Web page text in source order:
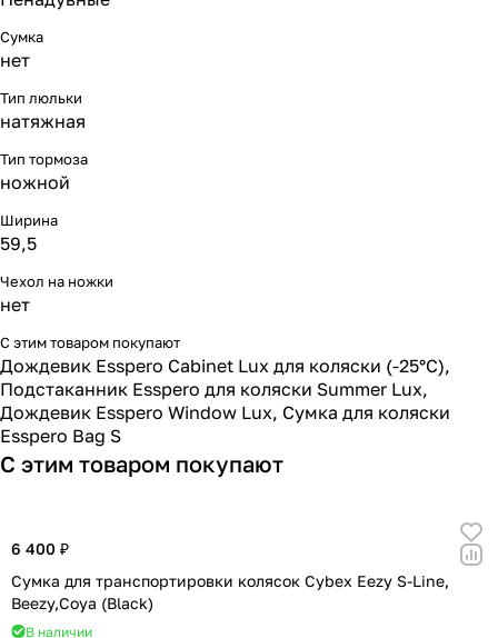
Сумка
нет
Тип люльки
натяжная
Тип тормоза
ножной
Ширина
59,5
Чехол на ножки
нет
С этим товаром покупают
Дождевик Esspero Cabinet Lux для коляски (-25°С),
Подстаканник Esspero для коляски Summer Lux,
Дождевик Esspero Window Lux, Сумка для коляски
Esspero Bag S
С этим товаром покупают
6 400 ₽
Сумка для транспортировки колясок Cybex Eezy S-Line,
Beezy,Coya (Black)
В наличии